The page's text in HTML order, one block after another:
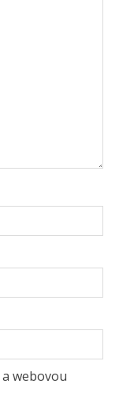
webovou